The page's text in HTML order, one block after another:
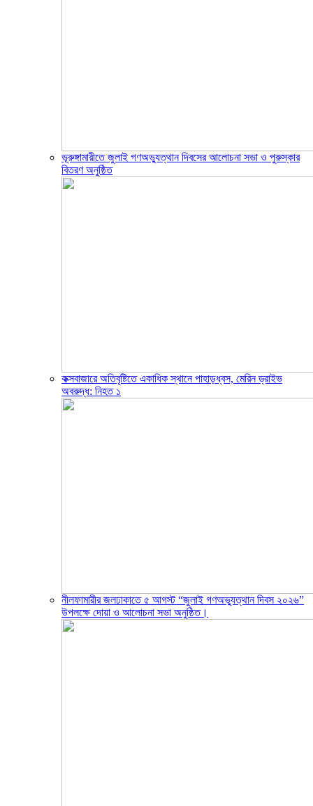
ভূরুঙ্গামারীতে জুলাই গণঅভ্যুত্থান দিবসের আলোচনা সভা ও পুরুস্কার
বিতরণ অনুষ্ঠিত
কক্সবাজারে অতিবৃষ্টিতে একাধিক স্থানে পাহাড়ধ্বস, মেরিন ড্রাইভ
অবরুদ্ধ: নিহত ১
নীলফামারীর জলঢাকাতে ৫ আগস্ট “জুলাই গণঅভ্যুত্থান দিবস ২০২৬”
উপলক্ষে দোয়া ও আলোচনা সভা অনুষ্ঠিত।